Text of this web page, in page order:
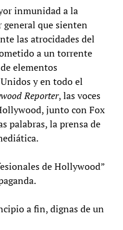
inmunidad a la
que sienten
las atrocidades del
a un torrente
elementos
y en todo el
Reporter, las voces
junto con Fox
palabras, la prensa de
de Hollywood”
a fin, dignas de un